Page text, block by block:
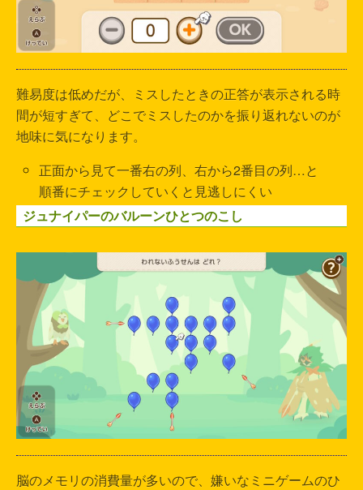
難易度は低めだが、ミスしたときの正答が表示される時
間が短すぎて、どこでミスしたのかを振り返れないのが
地味に気になります。
正面から見て一番右の列、右から2番目の列…と
順番にチェックしていくと見逃しにくい
ジュナイパーのバルーンひとつのこし
脳のメモリの消費量が多いので、嫌いなミニゲームのひ